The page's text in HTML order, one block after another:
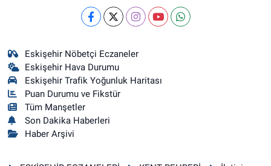
Eskişehir Nöbetçi Eczaneler
Eskişehir Hava Durumu
Eskişehir Trafik Yoğunluk Haritası
Puan Durumu ve Fikstür
Tüm Manşetler
Son Dakika Haberleri
Haber Arşivi